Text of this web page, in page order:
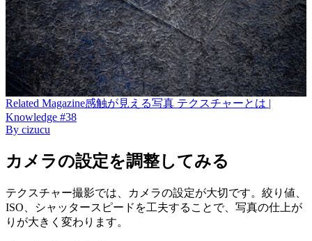
Related Magazine感触が見える写真 テクスチャーとは |
Knowledge #38
By cizucu
カメラの設定を調整してみる
テクスチャー撮影では、カメラの設定が大切です。絞り値、
ISO、シャッタースピードを工夫することで、写真の仕上が
りが大きく変わります。